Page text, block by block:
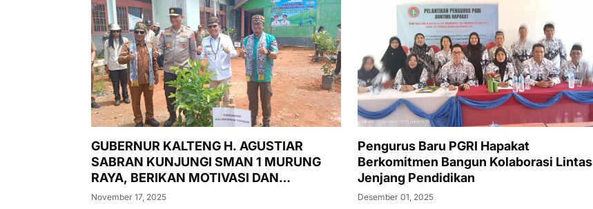
GUBERNUR KALTENG H. AGUSTIAR
SABRAN KUNJUNGI SMAN 1 MURUNG
RAYA, BERIKAN MOTIVASI DAN
LUNCURKAN PASAR MURAH,
November 17, 2025
Pengurus Baru PGRI Hapakat
Berkomitmen Bangun Kolaborasi Lintas
Jenjang Pendidikan
Desember 01, 2025